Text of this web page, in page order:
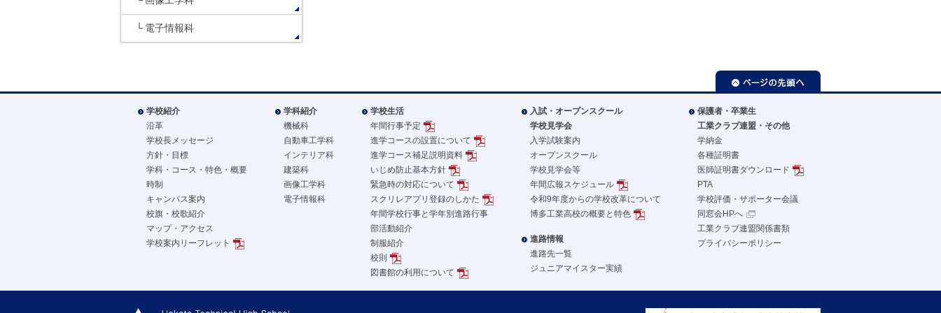
電子情報科
学校紹介
沿革
学校長メッセージ
方針・目標
学科・コース・特色・概要
時制
キャンパス案内
校旗・校歌紹介
マップ・アクセス
学校案内リーフレット
学科紹介
機械科
自動車工学科
インテリア科
建築科
画像工学科
電子情報科
学校生活
年間行事予定
進学コースの設置について
進学コース補足説明資料
いじめ防止基本方針
緊急時の対応について
スクリレアプリ登録のしかた
年間学校行事と学年別進路行事
部活動紹介
制服紹介
校則
図書館の利用について
入試・オープンスクール
学校見学会
入学試験案内
オープンスクール
学校見学会等
年間広報スケジュール
令和9年度からの学校改革について
博多工業高校の概要と特色
進路情報
進路先一覧
ジュニアマイスター実績
保護者・卒業生
工業クラブ連盟・その他
学納金
各種証明書
医師証明書ダウンロード
PTA
学校評価・サポーター会議
同窓会HPへ
工業クラブ連盟関係書類
プライバシーポリシー